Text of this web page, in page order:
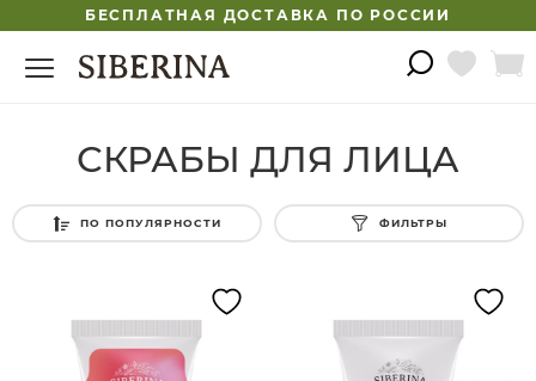
БЕСПЛАТНАЯ ДОСТАВКА ПО РОССИИ
СКРАБЫ ДЛЯ ЛИЦА
ПО ПОПУЛЯРНОСТИ ФИЛЬТРЫ